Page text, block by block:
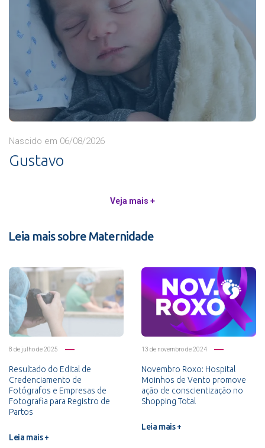
Nascido em 06/08/2026
Gustavo
Veja mais +
Leia mais sobre Maternidade
8 de julho de 2025
Resultado do Edital de
Credenciamento de
Fotógrafos e Empresas de
Fotografia para Registro de
Partos
Leia mais +
13 de novembro de 2024
Novembro Roxo: Hospital
Moinhos de Vento promove
ação de conscientização no
Shopping Total
Leia mais +